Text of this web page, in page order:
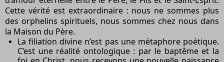
Cette vérité est extraordinaire : nous ne sommes plus
des orphelins spirituels, nous sommes chez nous dans
la Maison du Père.
La filiation divine n’est pas une métaphore poétique.
C’est une réalité ontologique : par le baptême et la